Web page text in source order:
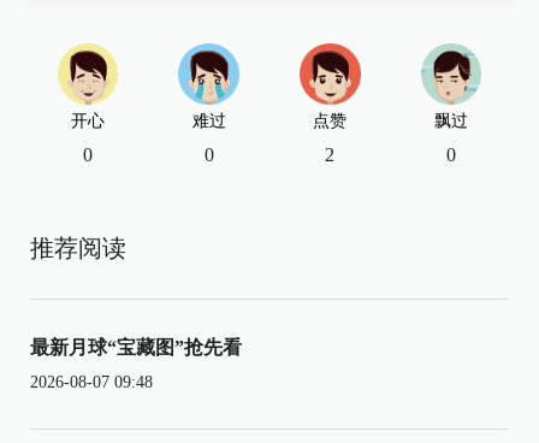
开心
0
难过
0
点赞
2
飘过
0
推荐阅读
最新月球“宝藏图”抢先看
2026-08-07 09:48